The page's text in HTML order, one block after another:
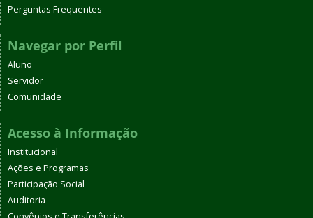
Perguntas Frequentes
Navegar por Perfil
Aluno
Servidor
Comunidade
Acesso à Informação
Institucional
Ações e Programas
Participação Social
Auditoria